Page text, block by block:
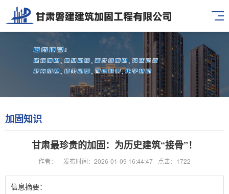
加固知识
甘肃最珍贵的加固：为历史建筑“接骨”！
作者： 发布时间：2026-01-09 16:44:47 点击：1722
信息摘要：